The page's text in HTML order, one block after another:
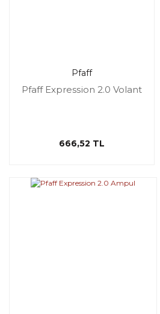
Pfaff
Pfaff Expression 2.0 Volant
666,52 TL